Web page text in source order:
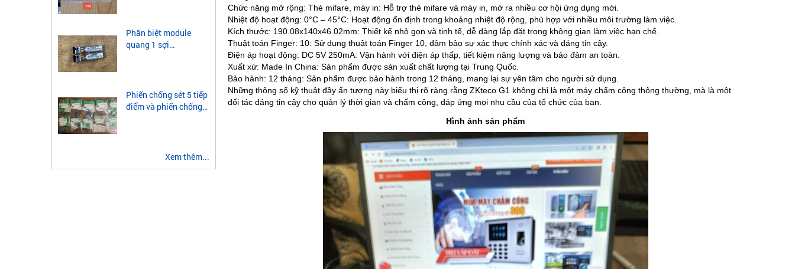
Phân biệt module
quang 1 sợi
Phiến chống sét 5 tiếp
điểm và phiến chống
Xem thêm...
Chức năng mở rộng: Thẻ mifare, máy in: Hỗ trợ thẻ mifare và máy in, mở ra nhiều cơ hội ứng dụng mới.
Nhiệt độ hoạt động: 0°C – 45°C: Hoạt động ổn định trong khoảng nhiệt độ rộng, phù hợp với nhiều môi trường làm việc.
Kích thước: 190.08x140x46.02mm: Thiết kế nhỏ gọn và tinh tế, dễ dàng lắp đặt trong không gian làm việc hạn chế.
Thuật toán Finger: 10: Sử dụng thuật toán Finger 10, đảm bảo sự xác thực chính xác và đáng tin cậy.
Điện áp hoạt động: DC 5V 250mA: Vận hành với điện áp thấp, tiết kiệm năng lượng và bảo đảm an toàn.
Xuất xứ: Made In China: Sản phẩm được sản xuất chất lượng tại Trung Quốc.
Bảo hành: 12 tháng: Sản phẩm được bảo hành trong 12 tháng, mang lại sự yên tâm cho người sử dụng.
Những thông số kỹ thuật đầy ấn tượng này biểu thị rõ ràng rằng ZKteco G1 không chỉ là một máy chấm công thông thường, mà là một
đối tác đáng tin cậy cho quản lý thời gian và chấm công, đáp ứng mọi nhu cầu của tổ chức của bạn.
Hình ảnh sản phẩm